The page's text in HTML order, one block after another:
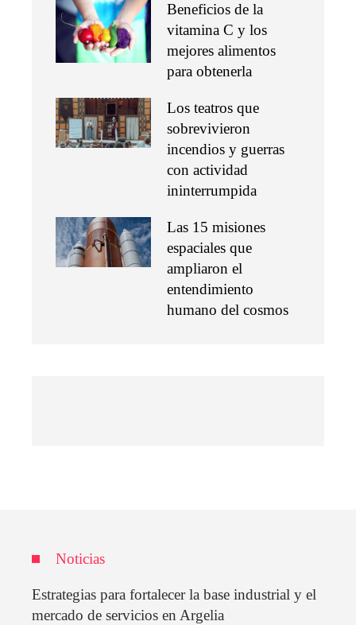
Beneficios de la
vitamina C y los
mejores alimentos
para obtenerla
Los teatros que
sobrevivieron
incendios y guerras
con actividad
ininterrumpida
Las 15 misiones
espaciales que
ampliaron el
entendimiento
humano del cosmos
Noticias
Estrategias para fortalecer la base industrial y el
mercado de servicios en Argelia